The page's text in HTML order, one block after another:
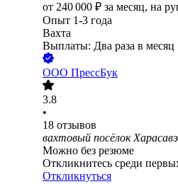
от 240 000 ₽ за месяц, на
Опыт 1-3 года
Вахта
Выплаты: Два раза в месяц
ООО ПрессБук
3.8
•
18 отзывов
вахтовый посёлок
Можно без резюме
Откликнитесь среди
Откликнуться